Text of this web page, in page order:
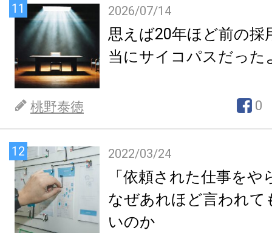
11 2026/07/14
思えば20年ほど前の採
当にサイコパスだった
桃野泰徳 0
12 2022/03/24
「依頼された仕事を
なぜあれほど言われて
いのか